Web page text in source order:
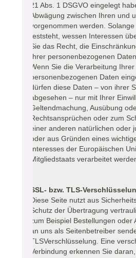
21 Abs. 1 DSGVO eingelegt
Abwägung zwischen Ihren und
vorgenommen werden.
feststeht, wessen Interessen
Sie das Recht, die
Ihrer personenbezogenen
Wenn Sie die Verarbeitung Ihrer
personenbezogenen Daten
dürfen diese Daten – von ihrer
abgesehen – nur mit Ihrer
Geltendmachung, Ausübung
Rechtsansprüchen oder zum
einer anderen natürlichen oder
oder aus Gründen eines
Interesses der Europäischen
Mitgliedstaats verarbeitet
SSL- bzw. TLS-
Diese Seite nutzt aus
Schutz der Übertragung
zum Beispiel Bestellungen oder
an uns als Seitenbetreiber
TLSVerschlüsselung. Eine
Verbindung erkennen Sie